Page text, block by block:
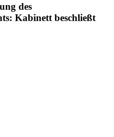
des
Kabinett beschließt